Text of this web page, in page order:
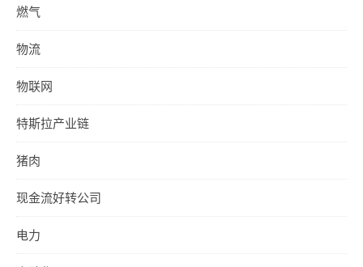
燃气
物流
物联网
特斯拉产业链
猪肉
现金流好转公司
电力